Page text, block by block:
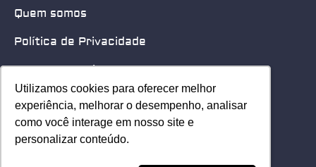
Utilizamos cookies para oferecer melhor
experiência, melhorar o desempenho, analisar
como você interage em nosso site e
personalizar conteúdo.
Utilizamos cookies para oferecer melhor
experiência, melhorar o desempenho, analisar
como você interage em nosso site e
personalizar conteúdo.
Quem somos
Política de Privacidade
Quero patrocinar
Contato
Home